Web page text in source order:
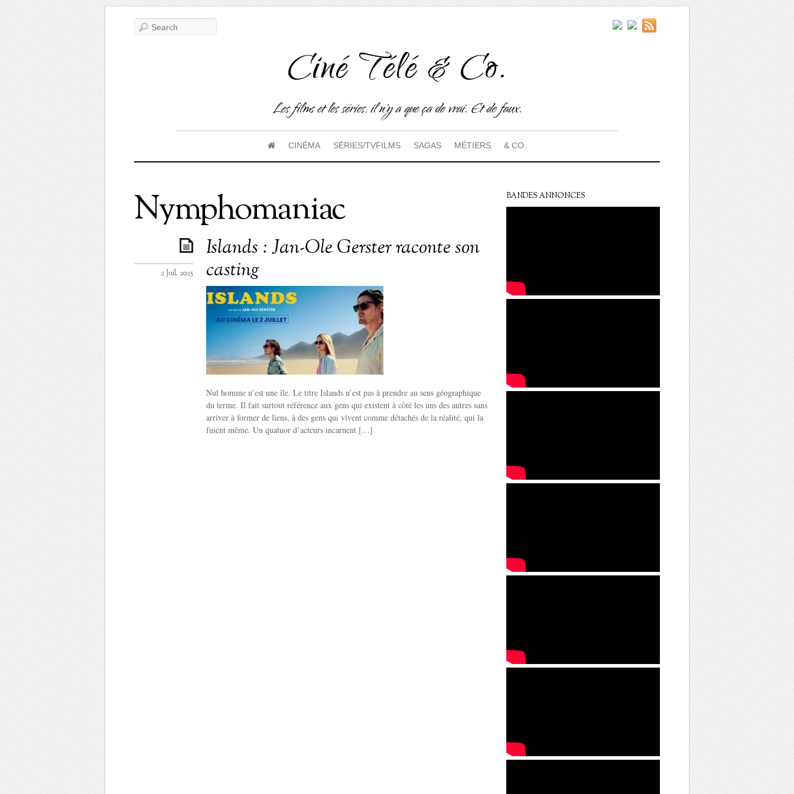
Ciné Télé & Co.
Les films et les séries, il n'y a que ça de vrai. Et de faux.
CINÉMA SÉRIES/TVFILMS SAGAS MÉTIERS & CO.
Nymphomaniac
Islands : Jan-Ole Gerster raconte son
casting
2 Juil. 2025
Nul homme n’est une île. Le titre Islands n’est pas à prendre au sens géographique
du terme. Il fait surtout référence aux gens qui existent à côté les uns des autres sans
arriver à former de liens, à des gens qui vivent comme détachés de la réalité, qui la
fuient même. Un quatuor d’acteurs incarnent […]
BANDES ANNONCES